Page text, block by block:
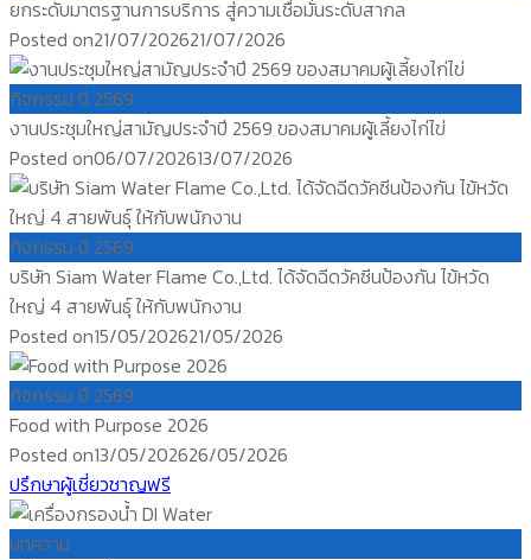
ยกระดับมาตรฐานการบริการ สู่ความเชื่อมั่นระดับสากล
Posted on21/07/202621/07/2026
กิจกรรม ปี 2569
งานประชุมใหญ่สามัญประจำปี 2569 ของสมาคมผู้เลี้ยงไก่ไข่
Posted on06/07/202613/07/2026
กิจกรรม ปี 2569
บริษัท Siam Water Flame Co.,Ltd. ได้จัดฉีดวัคซีนป้องกัน ไข้หวัด
ใหญ่ 4 สายพันธุ์ ให้กับพนักงาน
Posted on15/05/202621/05/2026
กิจกรรม ปี 2569
Food with Purpose 2026
Posted on13/05/202626/05/2026
ปรึกษาผู้เชี่ยวชาญฟรี
บทความ